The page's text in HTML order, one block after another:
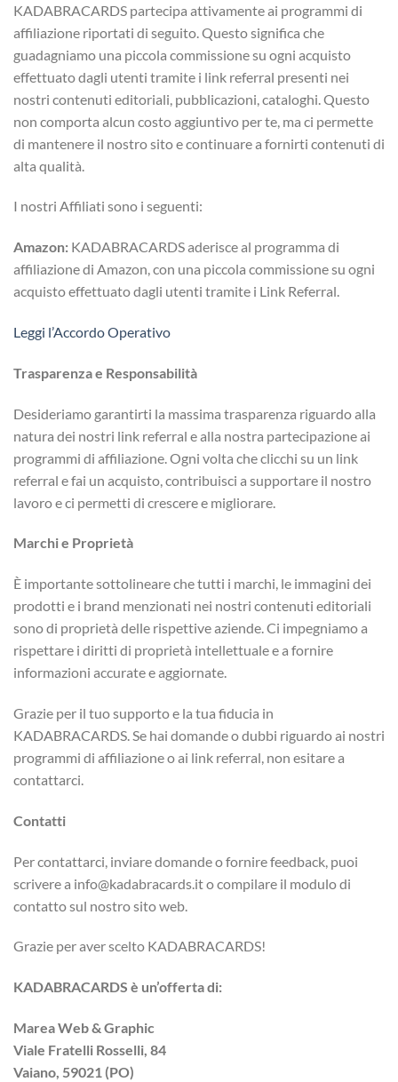
KADABRACARDS partecipa attivamente ai programmi di
affiliazione riportati di seguito. Questo significa che
guadagniamo una piccola commissione su ogni acquisto
effettuato dagli utenti tramite i link referral presenti nei
nostri contenuti editoriali, pubblicazioni, cataloghi. Questo
non comporta alcun costo aggiuntivo per te, ma ci permette
di mantenere il nostro sito e continuare a fornirti contenuti di
alta qualità.
I nostri Affiliati sono i seguenti:
Amazon: KADABRACARDS aderisce al programma di
affiliazione di Amazon, con una piccola commissione su ogni
acquisto effettuato dagli utenti tramite i Link Referral.
Leggi l’Accordo Operativo
Trasparenza e Responsabilità
Desideriamo garantirti la massima trasparenza riguardo alla
natura dei nostri link referral e alla nostra partecipazione ai
programmi di affiliazione. Ogni volta che clicchi su un link
referral e fai un acquisto, contribuisci a supportare il nostro
lavoro e ci permetti di crescere e migliorare.
Marchi e Proprietà
È importante sottolineare che tutti i marchi, le immagini dei
prodotti e i brand menzionati nei nostri contenuti editoriali
sono di proprietà delle rispettive aziende. Ci impegniamo a
rispettare i diritti di proprietà intellettuale e a fornire
informazioni accurate e aggiornate.
Grazie per il tuo supporto e la tua fiducia in
KADABRACARDS. Se hai domande o dubbi riguardo ai nostri
programmi di affiliazione o ai link referral, non esitare a
contattarci.
Contatti
Per contattarci, inviare domande o fornire feedback, puoi
scrivere a info@kadabracards.it o compilare il modulo di
contatto sul nostro sito web.
Grazie per aver scelto KADABRACARDS!
KADABRACARDS è un’offerta di:
Marea Web & Graphic
Viale Fratelli Rosselli, 84
Vaiano, 59021 (PO)